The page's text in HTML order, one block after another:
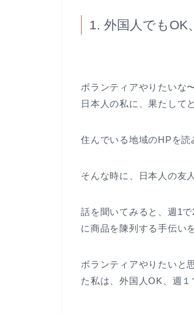
1. 外国人でもOK
ボランティアやりたいな
日本人の私に、果たして
住んでいる地域のHPを読
そんな時に、日本人の友
話を聞いてみると、週1
に商品を陳列する手伝い
ボランティアやりたいと
た私は、外国人OK、週